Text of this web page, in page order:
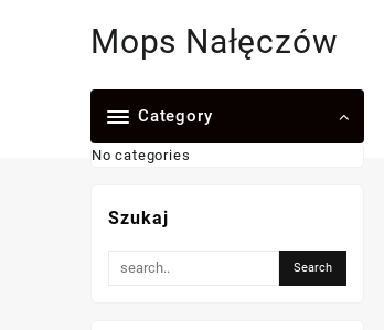
Mops Nałęczów
Category
No categories
Szukaj